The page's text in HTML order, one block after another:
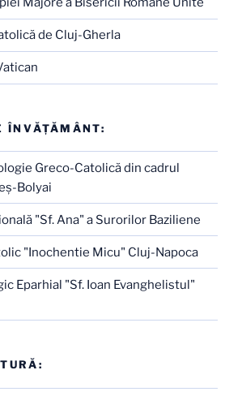
de Cluj-Gherla
ÎNVĂŢĂMÂNT:
Greco-Catolică din cadrul
Bolyai
"Sf. Ana" a Surorilor Baziliene
"Inochentie Micu" Cluj-Napoca
Eparhial "Sf. Ioan Evanghelistul"